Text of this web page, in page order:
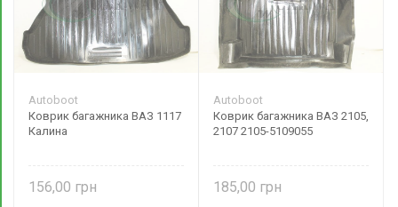
Autoboot
Коврик багажника ВАЗ 1117
Калина
156,00
Autoboot
Коврик багажника ВАЗ 2105,
2107 2105-5109055
185,00